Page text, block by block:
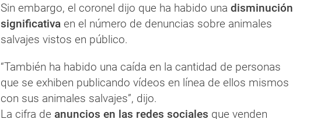
Sin embargo, el coronel dijo que ha habido una disminución
significativa en el número de denuncias sobre animales
salvajes vistos en público.
“También ha habido una caída en la cantidad de personas
que se exhiben publicando vídeos en línea de ellos mismos
con sus animales salvajes”, dijo.
La cifra de anuncios en las redes sociales que venden